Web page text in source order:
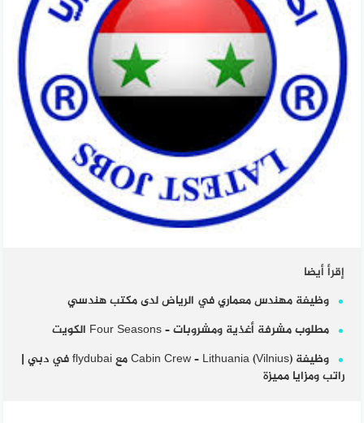
إقرأ أيضا
وظيفة مهندس معماري في الرياض لدى مكتب هندسي
مطلوب مشرفة أغذية ومشروبات – Four Seasons الكويت
وظيفة Cabin Crew – Lithuania (Vilnius) مع flydubai في دبي |
راتب ومزايا مميزة